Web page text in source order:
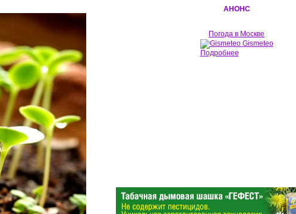
АНОНС
Погода в Москве
Gismeteo
Подробнее